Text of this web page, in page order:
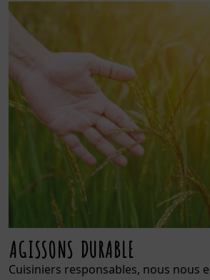
AGISSONS DURABLE
Cuisiniers responsables, nous nous